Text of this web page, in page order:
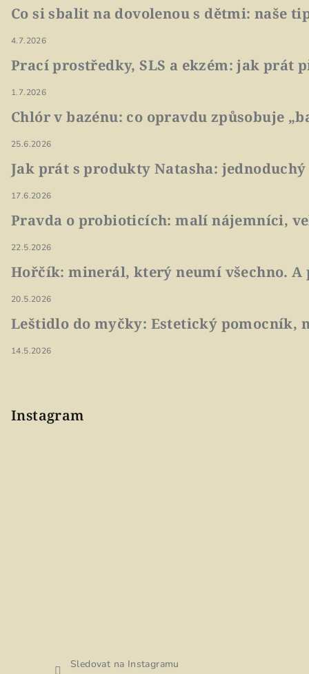
Co si sbalit na dovolenou s dětmi: naše
4.7.2026
Prací prostředky, SLS a ekzém: jak prát
1.7.2026
Chlór v bazénu: co opravdu způsobuje
25.6.2026
Jak prát s produkty Natasha:
17.6.2026
Pravda o probioticích: malí nájemníci,
22.5.2026
Hořčík: minerál, který neumí všechno.
20.5.2026
Leštidlo do myčky: Estetický pomocník,
14.5.2026
Instagram
Sledovat na Instagramu